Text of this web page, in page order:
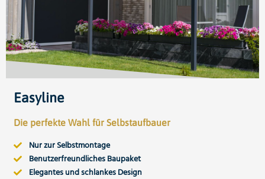
Easyline
Die perfekte Wahl für Selbstaufbauer
Nur zur Selbstmontage
Benutzerfreundliches Baupaket
Elegantes und schlankes Design